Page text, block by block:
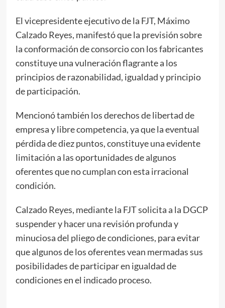
El vicepresidente ejecutivo de la FJT, Máximo
Calzado Reyes, manifestó que la previsión sobre
la conformación de consorcio con los fabricantes
constituye una vulneración flagrante a los
principios de razonabilidad, igualdad y principio
de participación.
Mencionó también los derechos de libertad de
empresa y libre competencia, ya que la eventual
pérdida de diez puntos, constituye una evidente
limitación a las oportunidades de algunos
oferentes que no cumplan con esta irracional
condición.
Calzado Reyes, mediante la FJT solicita a la DGCP
suspender y hacer una revisión profunda y
minuciosa del pliego de condiciones, para evitar
que algunos de los oferentes vean mermadas sus
posibilidades de participar en igualdad de
condiciones en el indicado proceso.